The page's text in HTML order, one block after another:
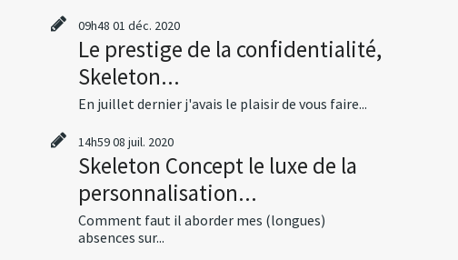
09h48 01 déc. 2020
Le prestige de la confidentialité,
Skeleton...
En juillet dernier j'avais le plaisir de vous faire...
14h5908 juil. 2020
Skeleton Concept le luxe de la
personnalisation...
Comment faut il aborder mes (longues)
absences sur...